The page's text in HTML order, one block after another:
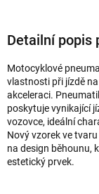
Detailní popis
Motocyklové
vlastnosti při jízdě
akceleraci.
poskytuje vynikající
vozovce, ideální
Nový vzorek ve
na design běhounu,
estetický prvek.